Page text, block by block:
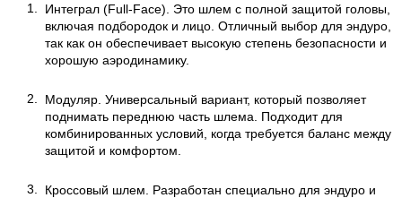
Интеграл (Full-Face). Это шлем с полной защитой головы,
включая подбородок и лицо. Отличный выбор для эндуро,
так как он обеспечивает высокую степень безопасности и
хорошую аэродинамику.
Модуляр. Универсальный вариант, который позволяет
поднимать переднюю часть шлема. Подходит для
комбинированных условий, когда требуется баланс между
защитой и комфортом.
Кроссовый шлем. Разработан специально для эндуро и